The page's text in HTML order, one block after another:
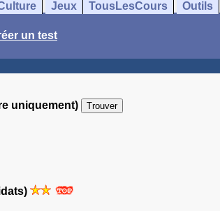
Jeux TousLesCours Outils
un test
uniquement)